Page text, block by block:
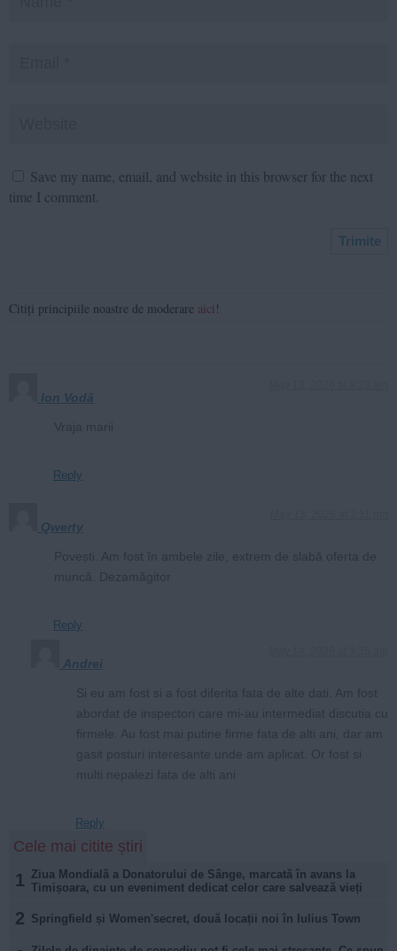
Save my name, email, and website in this browser for the next
time I comment.
Citiți principiile noastre de moderare aici !
Ion Vodă
Reply
Qwerty
Reply
Andrei
Reply
Cele mai citite știri
1 Ziua Mondială a Donatorului de Sânge, marcată în avans la
Timișoara, cu un eveniment dedicat celor care salvează vieți
2 Springfield și Women'secret, două locații noi în Iulius Town